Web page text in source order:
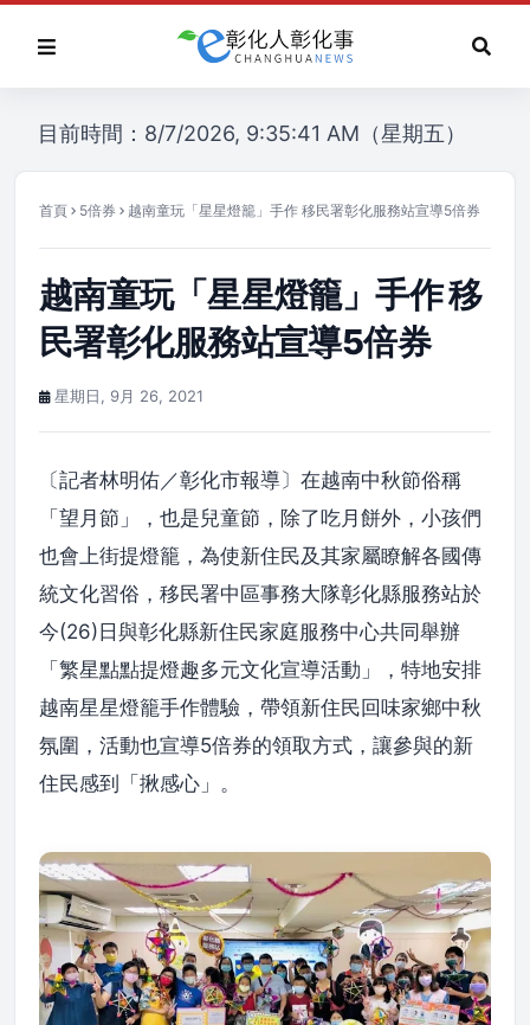
目前時間：8/7/2026, 9:35:41 AM（星期五）
首頁 5倍券 越南童玩「星星燈籠」手作 移民署彰化服務站宣導5倍券
越南童玩「星星燈籠」手作 移
民署彰化服務站宣導5倍券
星期日, 9月 26, 2021
〔記者林明佑／彰化市報導〕在越南中秋節俗稱
「望月節」，也是兒童節，除了吃月餅外，小孩們
也會上街提燈籠，為使新住民及其家屬瞭解各國傳
統文化習俗，移民署中區事務大隊彰化縣服務站於
今(26)日與彰化縣新住民家庭服務中心共同舉辦
「繁星點點提燈趣多元文化宣導活動」，特地安排
越南星星燈籠手作體驗，帶領新住民回味家鄉中秋
氛圍，活動也宣導5倍券的領取方式，讓參與的新
住民感到「揪感心」。